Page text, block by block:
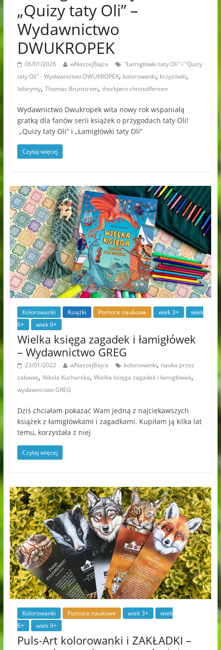
„Quizy taty Oli” –
Wydawnictwo
DWUKROPEK
06/01/2026 wNaszejBajce
"Łamigłówki taty Oli" i "Quizy
taty Oli" - Wydawnictwo DWUKROPEK, kolorowanki, krzyżówki,
labirynty, Thomas Brunstrom, thorbjørn christoffersen
Wydawnictwo Dwukropek wita nowy rok wspaniałą
gratką dla fanów serii książek o przygodach taty Oli!
„Quizy taty Oli” i „Łamigłówki taty Oli”
Czytaj więcej
Kolorowanki Książki Pomoce naukowe wiek 3+
wiek
6+
wiek 9+
Wielka księga zagadek i łamigłówek
– Wydawnictwo GREG
23/01/2022 wNaszejBajce kolorowanki, nauka przez
zabawę, Nikola Kucharska, Wielka księga zagadek i łamigłówek,
wydawnictwo GREG
Dziś chciałam pokazać Wam jedną z najciekawszych
książek z łamigłówkami i zagadkami. Kupiłam ją kilka lat
temu, korzystała z niej
Czytaj więcej
Kolorowanki Pomoce naukowe wiek 3+
wiek
6+
wiek 9+
Puls-Art kolorowanki i ZAKŁADKI –